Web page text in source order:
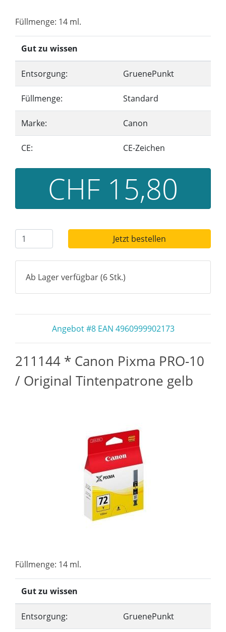
Füllmenge: 14 ml.
Gut zu wissen
Entsorgung: GruenePunkt
Füllmenge: Standard
Marke: Canon
CE: CE-Zeichen
CHF 15,80
Jetzt bestellen
Ab Lager verfügbar (6 Stk.)
Angebot #8 EAN 4960999902173
211144 * Canon Pixma PRO-10
/ Original Tintenpatrone gelb
Füllmenge: 14 ml.
Gut zu wissen
Entsorgung: GruenePunkt